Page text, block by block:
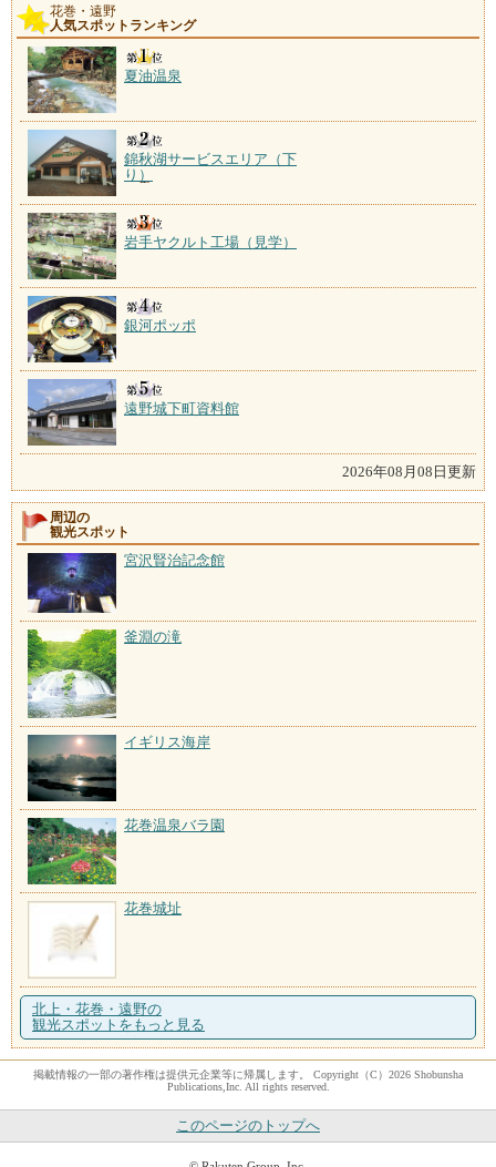
花巻・遠野
人気スポットランキング
夏油温泉
錦秋湖サービスエリア（下
り）
岩手ヤクルト工場（見学）
銀河ポッポ
遠野城下町資料館
2026年08月08日更新
周辺の
観光スポット
宮沢賢治記念館
釜淵の滝
イギリス海岸
花巻温泉バラ園
花巻城址
北上・花巻・遠野の
観光スポットをもっと見る
掲載情報の一部の著作権は提供元企業等に帰属します。 Copyright（C）2026 Shobunsha
Publications,Inc. All rights reserved.
このページのトップへ